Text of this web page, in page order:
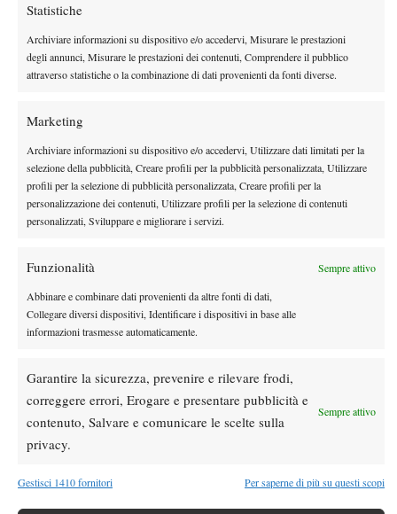
Statistiche
Archiviare informazioni su dispositivo e/o accedervi, Misurare le prestazioni
degli annunci, Misurare le prestazioni dei contenuti, Comprendere il pubblico
attraverso statistiche o la combinazione di dati provenienti da fonti diverse.
Marketing
Archiviare informazioni su dispositivo e/o accedervi, Utilizzare dati limitati per la
selezione della pubblicità, Creare profili per la pubblicità personalizzata, Utilizzare
profili per la selezione di pubblicità personalizzata, Creare profili per la
personalizzazione dei contenuti, Utilizzare profili per la selezione di contenuti
personalizzati, Sviluppare e migliorare i servizi.
Funzionalità Sempre attivo
Abbinare e combinare dati provenienti da altre fonti di dati,
Collegare diversi dispositivi, Identificare i dispositivi in base alle
informazioni trasmesse automaticamente.
Garantire la sicurezza, prevenire e rilevare frodi,
correggere errori, Erogare e presentare pubblicità e
contenuto, Salvare e comunicare le scelte sulla
privacy.
Sempre attivo
Gestisci 1410 fornitori Per saperne di più su questi scopi
Devi essere
DI TENDENZA
News Wta
Atp News
Masters 1000 Montreal 2026: programma,
Arnaldi apre sul Centrale
Atp News
Masters 1000 Montreal 2026: Darderi